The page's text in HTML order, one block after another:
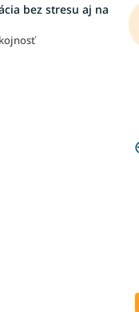
bez stresu aj na